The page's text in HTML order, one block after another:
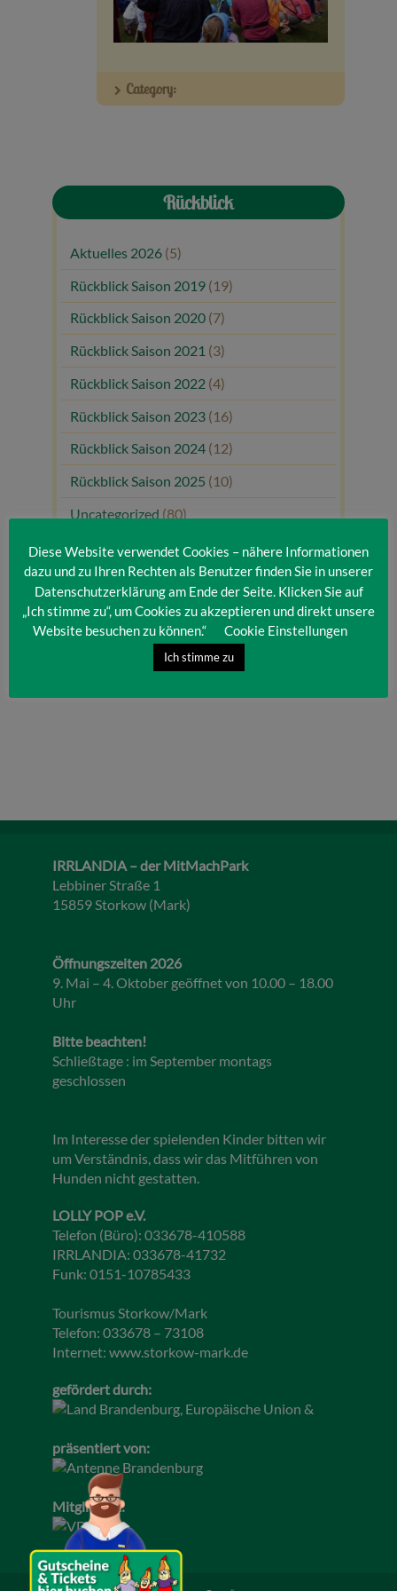
Veranstaltungen
Baumpaten
Category:
Rückblick
Aktuelles 2026 (5)
Rückblick Saison 2019 (19)
Rückblick Saison 2020 (7)
Rückblick Saison 2021 (3)
Rückblick Saison 2022 (4)
Rückblick Saison 2023 (16)
Rückblick Saison 2024 (12)
Rückblick Saison 2025 (10)
Uncategorized (80)
Unsere Gäste(1)
IRRLANDIA – der MitMachPark
Lebbiner Straße 1
15859 Storkow (Mark)
Öffnungszeiten 2026
9. Mai – 4. Oktober geöffnet von 10.00 – 18.00
Uhr
Bitte beachten!
Schließtage : im September montags
geschlossen
Im Interesse der spielenden Kinder bitten wir
um Verständnis, dass wir das Mitführen von
Hunden nicht gestatten.
LOLLY POP e.V.
Telefon (Büro): 033678-410588
IRRLANDIA: 033678-41732
Funk: 0151-10785433
Tourismus Storkow/Mark
Telefon: 033678 – 73108
Internet: www.storkow-mark.de
gefördert durch:
präsentiert von:
Mitglied im:
Diese Website verwendet Cookies – nähere Informationen
dazu und zu Ihren Rechten als Benutzer finden Sie in unserer
Datenschutzerklärung am Ende der Seite. Klicken Sie auf
„Ich stimme zu“, um Cookies zu akzeptieren und direkt unsere
Website besuchen zu können.“
Cookie Einstellungen
Ich stimme zu